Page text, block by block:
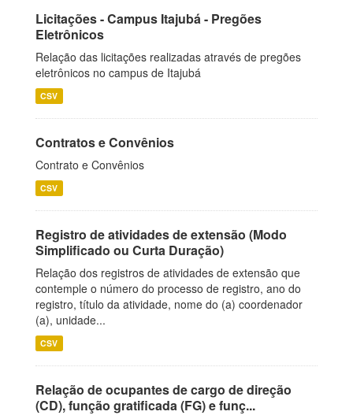
Licitações - Campus Itajubá - Pregões
Eletrônicos
Relação das licitações realizadas através de pregões
eletrônicos no campus de Itajubá
CSV
Contratos e Convênios
Contrato e Convênios
CSV
Registro de atividades de extensão (Modo
Simplificado ou Curta Duração)
Relação dos registros de atividades de extensão que
contemple o número do processo de registro, ano do
registro, título da atividade, nome do (a) coordenador
(a), unidade...
CSV
Relação de ocupantes de cargo de direção
(CD), função gratificada (FG) e funç...